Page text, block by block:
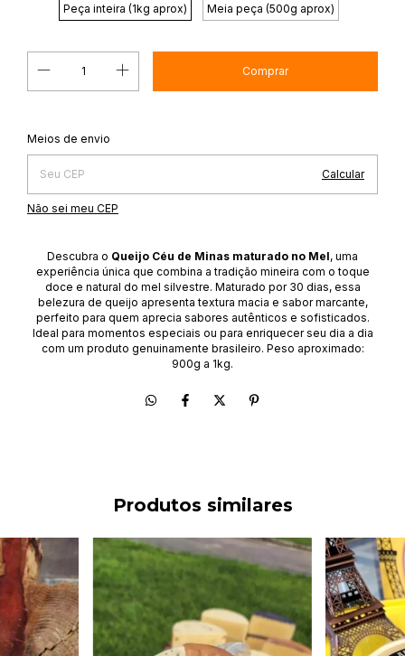
Peça inteira (1kg aprox)
Meia peça (500g aprox)
Entregas para o CEP:
Meios de envio
Calcular
Não sei meu CEP
Descubra o Queijo Céu de Minas maturado no Mel, uma
experiência única que combina a tradição mineira com o toque
doce e natural do mel silvestre. Maturado por 30 dias, essa
belezura de queijo apresenta textura macia e sabor marcante,
perfeito para quem aprecia sabores autênticos e sofisticados.
Ideal para momentos especiais ou para enriquecer seu dia a dia
com um produto genuinamente brasileiro. Peso aproximado:
900g a 1kg.
Produtos similares